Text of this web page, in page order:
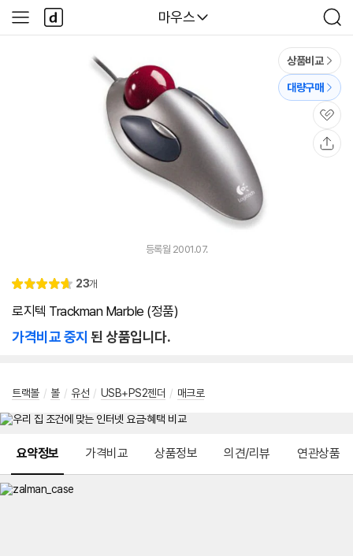
다나와
마우스
검
색
사
이
다
나
와
상품비교
대량구매
관
심
등록월 2001.07.
별
4.
리
23개
로지텍 Trackman Marble (정품)
가격비교 중지 된 상품입니다.
트랙볼 / 볼 / 유선 / USB+PS2젠더 / 매크로
요약정보 가격비교 상품정보 의견/리뷰 연관상품